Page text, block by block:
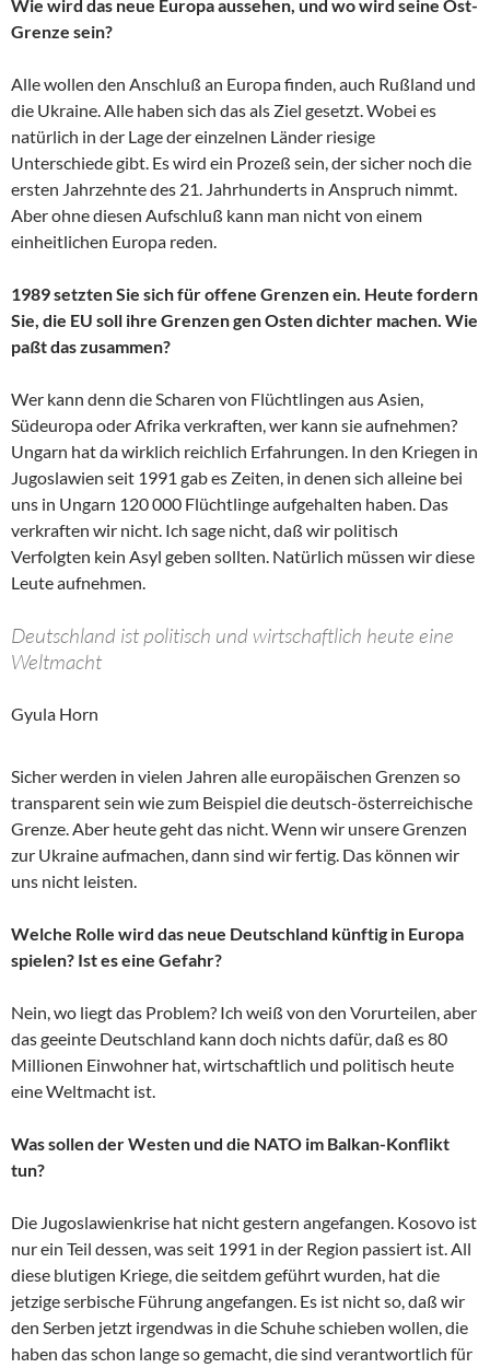
Wie wird das neue Europa aussehen, und wo wird seine Ost-
Grenze sein?
Alle wollen den Anschluß an Europa finden, auch Rußland und
die Ukraine. Alle haben sich das als Ziel gesetzt. Wobei es
natürlich in der Lage der einzelnen Länder riesige
Unterschiede gibt. Es wird ein Prozeß sein, der sicher noch die
ersten Jahrzehnte des 21. Jahrhunderts in Anspruch nimmt.
Aber ohne diesen Aufschluß kann man nicht von einem
einheitlichen Europa reden.
1989 setzten Sie sich für offene Grenzen ein. Heute fordern
Sie, die EU soll ihre Grenzen gen Osten dichter machen. Wie
paßt das zusammen?
Wer kann denn die Scharen von Flüchtlingen aus Asien,
Südeuropa oder Afrika verkraften, wer kann sie aufnehmen?
Ungarn hat da wirklich reichlich Erfahrungen. In den Kriegen in
Jugoslawien seit 1991 gab es Zeiten, in denen sich alleine bei
uns in Ungarn 120 000 Flüchtlinge aufgehalten haben. Das
verkraften wir nicht. Ich sage nicht, daß wir politisch
Verfolgten kein Asyl geben sollten. Natürlich müssen wir diese
Leute aufnehmen.
Deutschland ist politisch und wirtschaftlich heute eine
Weltmacht
Gyula Horn
Sicher werden in vielen Jahren alle europäischen Grenzen so
transparent sein wie zum Beispiel die deutsch-österreichische
Grenze. Aber heute geht das nicht. Wenn wir unsere Grenzen
zur Ukraine aufmachen, dann sind wir fertig. Das können wir
uns nicht leisten.
Welche Rolle wird das neue Deutschland künftig in Europa
spielen? Ist es eine Gefahr?
Nein, wo liegt das Problem? Ich weiß von den Vorurteilen, aber
das geeinte Deutschland kann doch nichts dafür, daß es 80
Millionen Einwohner hat, wirtschaftlich und politisch heute
eine Weltmacht ist.
Was sollen der Westen und die NATO im Balkan-Konflikt
tun?
Die Jugoslawienkrise hat nicht gestern angefangen. Kosovo ist
nur ein Teil dessen, was seit 1991 in der Region passiert ist. All
diese blutigen Kriege, die seitdem geführt wurden, hat die
jetzige serbische Führung angefangen. Es ist nicht so, daß wir
den Serben jetzt irgendwas in die Schuhe schieben wollen, die
haben das schon lange so gemacht, die sind verantwortlich für